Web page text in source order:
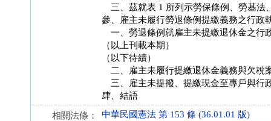
三、茲就表 1 所列示勞保條例、勞基法
參、雇主未履行勞退條例提繳義務之行政
一、勞退條例就雇主未提繳退休金之行
（以上刊載本期）
（以下待續）
二、雇主未履行提繳退休金義務與欠稅
三、雇主未提撥、提繳現金至專戶與行
肆、結語
相關法條：
中華民國憲法 第 153 條 (36.01.01 版)